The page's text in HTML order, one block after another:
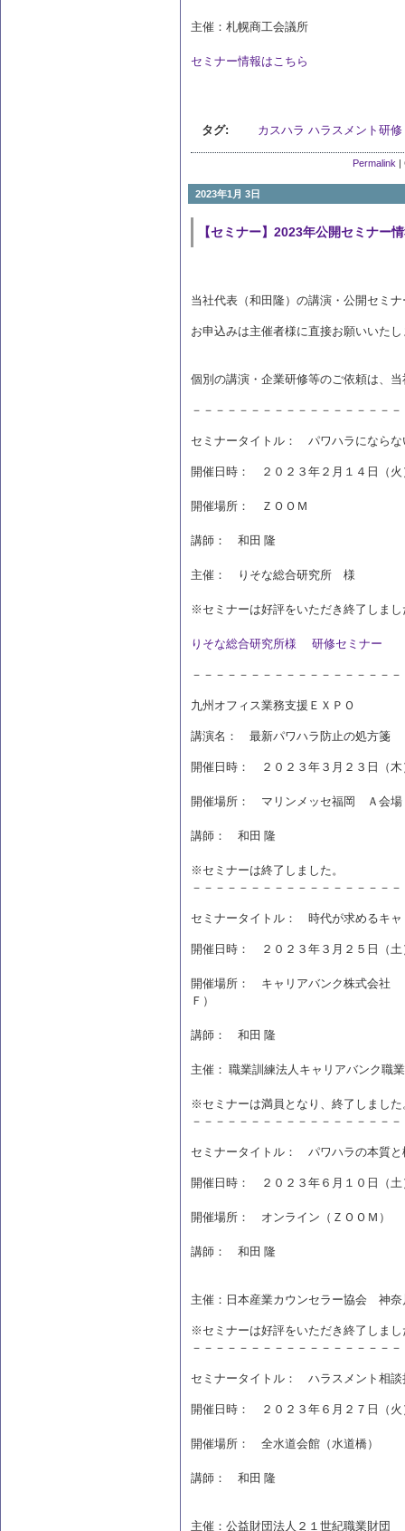
主催：札幌商工会議所
セミナー情報はこちら
タグ: カスハラ ハラスメント研修
Permalink |
2023年1月 3日
【セミナー】2023年公開セミナー
当社代表（和田隆）の講演・公開セミ
お申込みは主催者
個別の講演・企業研修等のご依頼は、
－－－－－－－－－－－－－－－－－
セミナータイトル： パワハラにならな
開催日時： ２０２３年２月１４日（火
開催場所： ＺＯＯＭ
講師： 和田 隆
主催： りそな総合研究所 様
※セミナーは好評をいただき終了しまし
りそな総合研究所様 研修セミナー
－－－－－－－－－－－－－－－－－
九州オフィス業務支援ＥＸＰＯ
講演名： 最新パワハラ防止の処方箋
開催日時： ２０２３年３月２３日（木
開催場所： マリンメッセ福岡 Ａ会場
講師： 和田 隆
※セミナーは終了しました。
－－－－－－－－－－－－－－－－－
セミナータイトル： 時代が求めるキャ
開催日時： ２０２３年３月２５日（土
開催場所： キャリアバンク株式会社
Ｆ）
講師： 和田 隆
主催： 職業訓練法人キャリアバンク職
※ セミナーは満員となり、 終了しました
－－－－－－－－－－－－－－－－－
セミナータイトル： パワハラの本質と
開催日時： ２０２３年６月１０日（土
開催場所： オンライン（ＺＯＯＭ）
講師： 和田 隆
主催：日本産業カウンセラー協会 神奈
※セミナーは好評をいただき終了しまし
－－－－－－－－－－－－－－－－－
セミナータイトル： ハラスメント相
開催日時： ２０２３年６月２７日（火
開催場所： 全水道会館（水道橋）
講師： 和田 隆
主催：公益財団法人２１世紀職業財団